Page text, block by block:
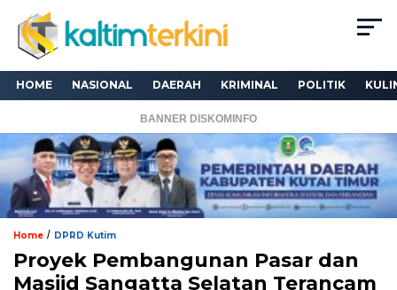
HOME NASIONAL DAERAH KRIMINAL POLITIK
BANNER DISKOMINFO
Home / DPRD Kutim
Proyek Pembangunan Pasar dan
Masjid Sangatta Selatan Terancam